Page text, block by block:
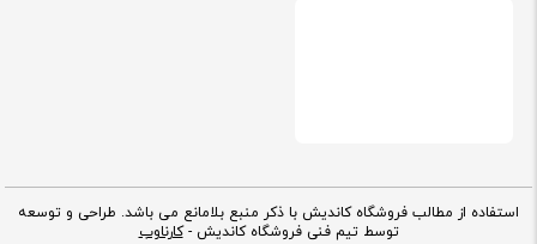
استفاده از مطالب فروشگاه کاندیش با ذکر منبع بلامانع می باشد. طراحی و توسعه
توسط تیم فنی فروشگاه کاندیش -کارناوب